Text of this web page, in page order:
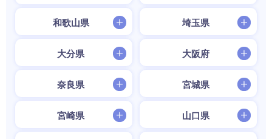
和歌山県 埼玉県
大分県 大阪府
奈良県 宮城県
宮崎県 山口県